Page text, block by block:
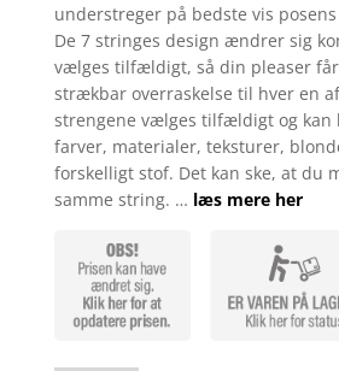
understreger på bedste vis
De 7 stringes design ændrer sig
vælges tilfældigt, så din pleaser
strækbar overraskelse til hver en
strengene vælges tilfældigt og kan
farver, materialer, teksturer,
forskelligt stof. Det kan ske, at du
samme string. … læs mere her